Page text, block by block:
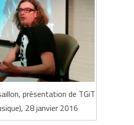
présentation de TGiT
28 janvier 2016